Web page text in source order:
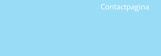
Contactpagina